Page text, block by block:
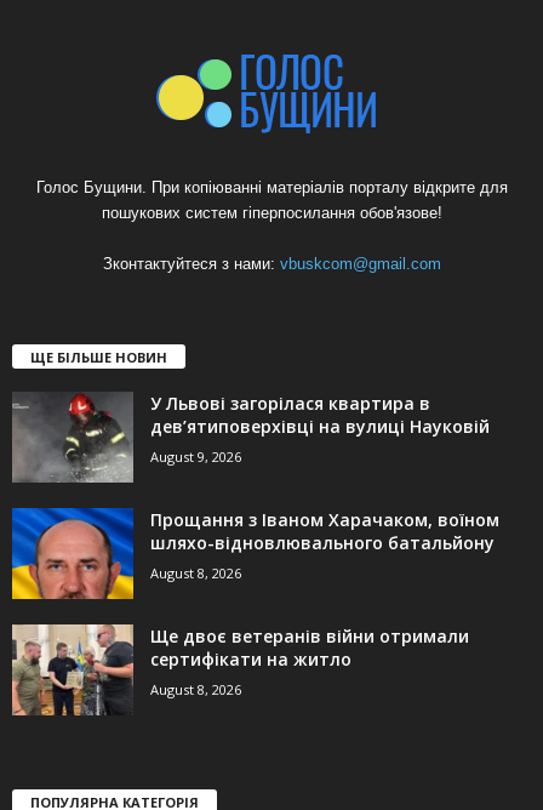
Голос Бущини. При копіюванні матеріалів порталу відкрите для
пошукових систем гіперпосилання обов'язове!
Зконтактуйтеся з нами: vbuskcom@gmail.com
ЩЕ БІЛЬШЕ НОВИН
У Львові загорілася квартира в
дев’ятиповерхівці на вулиці Науковій
August 9, 2026
Прощання з Іваном Харачаком, воїном
шляхо-відновлювального батальйону
August 8, 2026
Ще двоє ветеранів війни отримали
сертифікати на житло
August 8, 2026
ПОПУЛЯРНА КАТЕГОРІЯ